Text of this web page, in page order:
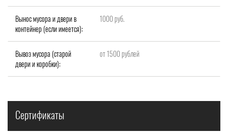
Вынос мусора и двери в
контейнер (если имеется):
1000 руб.
Вывоз мусора (старой
двери и коробки):
от 1500 рублей
Сертификаты